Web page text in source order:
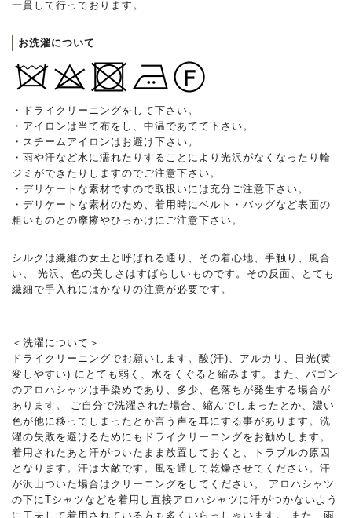
一貫して行っております。
お洗濯について
・ドライクリーニングをして下さい。
・アイロンは当て布をし、中温であてて下さい。
・スチームアイロンはお避け下さい。
・雨や汗など水に濡れたりすることにより光沢がなくなったり輪
ジミができたりしますのでご注意下さい。
・デリケートな素材ですので取扱いには充分ご注意下さい。
・デリケートな素材のため、着用時にベルト・バッグなど表面の
粗いものとの摩擦やひっかけにご注意下さい。
シルクは繊維の女王と呼ばれる通り、その着心地、手触り、風合
い、 光沢、色の美しさはすばらしいものです。その反面、とても
繊細で手入れにはかなりの注意が必要です。
＜洗濯について＞
ドライクリーニングでお願いします。酸(汗)、アルカリ、日光(黄
変しやすい) にとても弱く、水をくぐると縮みます。また、パゴン
のアロハシャツは手染めであり、多少、色落ちが発生する場合が
あります。 ご自分で洗濯された場合、縮んでしまったとか、濃い
色が他に移ってしまったとか言う声を耳にする事があります。洗
濯の失敗を避けるためにもドライクリーニングをお勧めします。
着用されたあと汗がついたまま放置しておくと、トラブルの原因
となります。汗は大敵です。風を通して乾燥させてください。汗
が沢山ついた場合はクリーニングをしてください。 アロハシャツ
の下にTシャツなどを着用し直接アロハシャツに汗がつかないよう
に工夫して着用されている方も多くいらっしゃいます。 また、雨